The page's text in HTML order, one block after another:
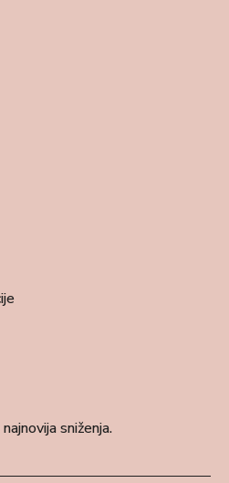
sniženja.